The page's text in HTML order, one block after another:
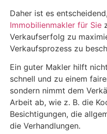
Daher ist es
Immobilienmakler für Sie
Verkaufserfolg zu
Verkaufsprozess zu
Ein guter Makler hilft
schnell und zu einem
sondern nimmt dem
Arbeit ab, wie z. B. die
Besichtigungen, die
die Verhandlungen.